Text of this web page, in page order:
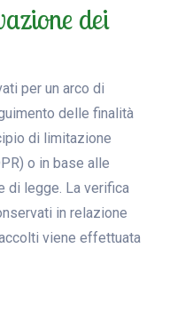
dei
per un arco di
delle finalità
di limitazione
o in base alle
di legge. La verifica
in relazione
viene effettuata